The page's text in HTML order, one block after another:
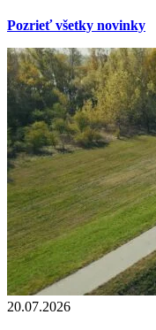
Pozrieť všetky novinky
20.07.2026